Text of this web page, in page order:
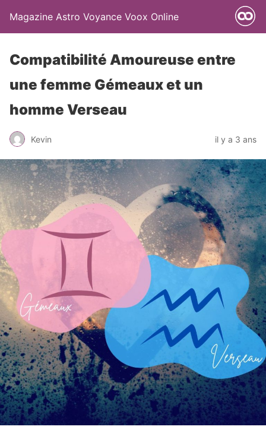
Magazine Astro Voyance Voox Online
Compatibilité Amoureuse entre
une femme Gémeaux et un
homme Verseau
Kevin il y a 3 ans